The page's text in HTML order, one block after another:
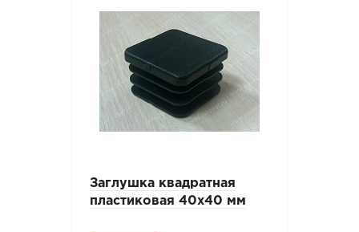
Заглушка квадратная
пластиковая 40х40 мм